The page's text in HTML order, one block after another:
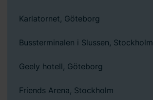
Karlatornet, Göteborg
Bussterminalen i Slussen, Stockholm
Geely hotell, Göteborg
Friends Arena, Stockholm